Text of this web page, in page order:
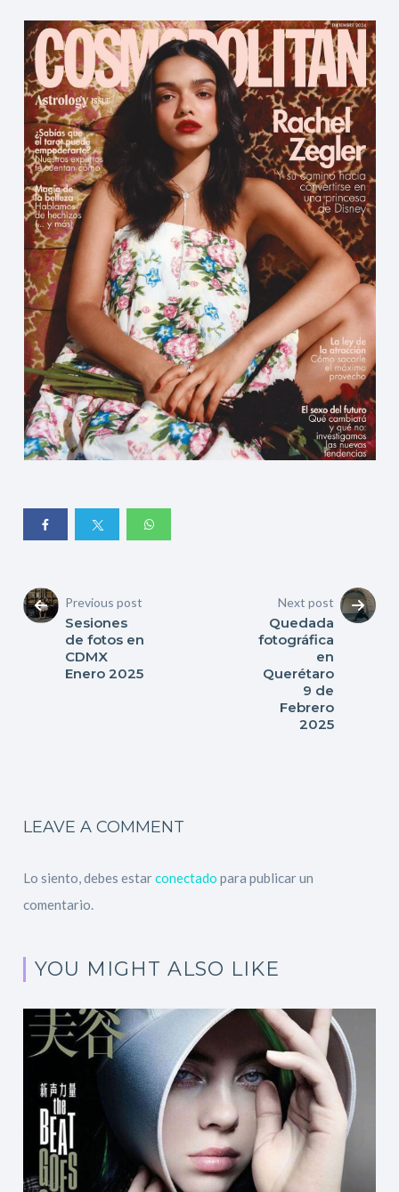
Previous post
Sesiones
de fotos en
CDMX
Enero 2025
Next post
Quedada
fotográfica
en
Querétaro
9 de
Febrero
2025
LEAVE A COMMENT
Lo siento, debes estarconectado para publicar un
comentario.
YOU MIGHT ALSO LIKE